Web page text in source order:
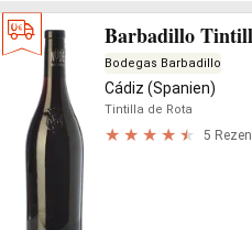
Barbadillo
Bodegas Barbadillo
Cádiz (Spanien)
Tintilla de Rota
5